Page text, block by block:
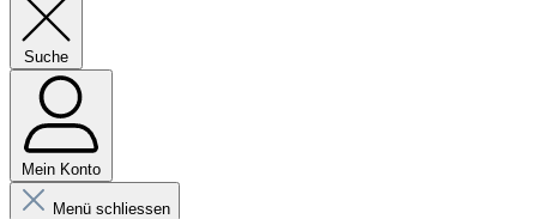
Suche
Mein Konto
Menü schliessen